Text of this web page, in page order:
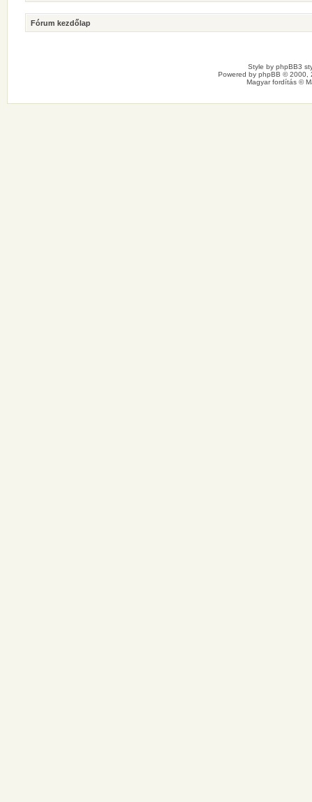
Fórum kezdőlap
Style by phpBB3
Powered by phpBB © 2000,
Magyar fordítás ©